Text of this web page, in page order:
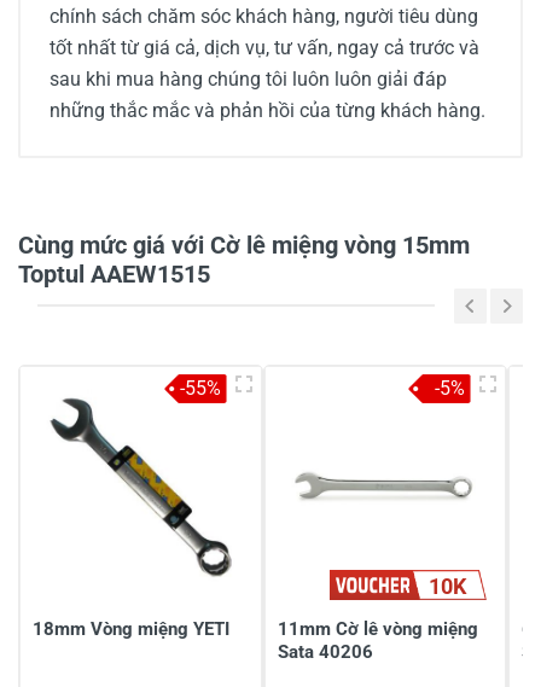
chính sách chăm sóc khách hàng, người tiêu dùng
tốt nhất từ giá cả, dịch vụ, tư vấn, ngay cả trước và
sau khi mua hàng chúng tôi luôn luôn giải đáp
những thắc mắc và phản hồi của từng khách hàng.
1
Chia sẻ nhận xét về sản phẩm
Viết nhận xét của bạn
Cùng mức giá với Cờ lê miệng vòng 15mm
Toptul AAEW1515
18mm Vòng miệng YETI
-55%
10K
11mm Cờ lê vòng miệng
Sata 40206
-5%